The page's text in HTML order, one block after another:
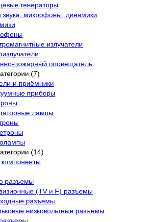
генераторы
звука, микрофоны, динамики
излучатели
пожарный оповещатель
(7)
и приёмники
приборы
лампы
(14)
разъемы
(TV и F) разъемы
разъемы
низковольтные разъемы